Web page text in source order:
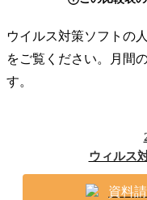
ウイルス対策ソフトの
をご覧ください。月間
す。
ウィルス
資料